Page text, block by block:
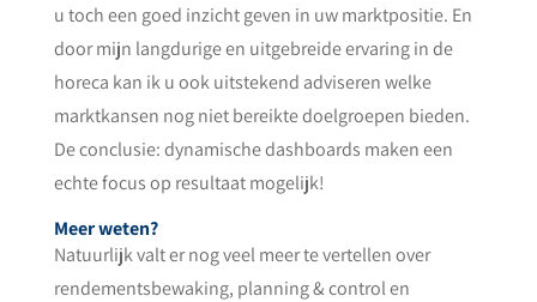
u toch een goed inzicht geven in uw marktpositie. En
door mijn langdurige en uitgebreide ervaring in de
horeca kan ik u ook uitstekend adviseren welke
marktkansen nog niet bereikte doelgroepen bieden.
De conclusie: dynamische dashboards maken een
echte focus op resultaat mogelijk!
Meer weten?
Natuurlijk valt er nog veel meer te vertellen over
rendementsbewaking, planning & control en